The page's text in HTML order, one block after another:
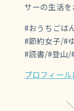
サーの生活
#おうちごは
#節約女子/#
#読書/#登山/
プロフィール